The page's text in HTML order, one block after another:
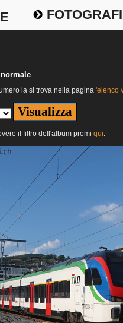
la si trova nella pagina 'elenco
il filtro dell'album premi qui.